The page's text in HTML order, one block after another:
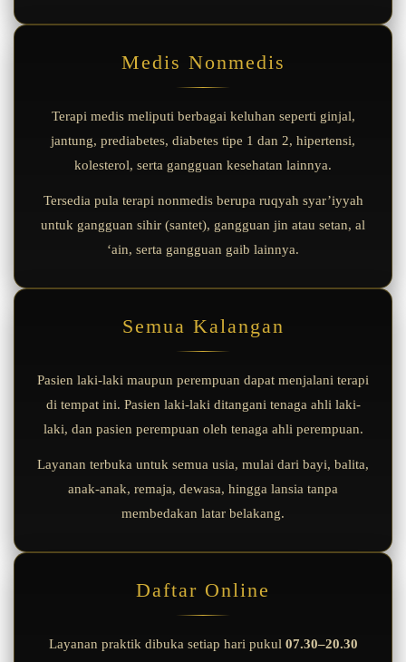
Medis Nonmedis
Terapi medis meliputi berbagai keluhan seperti ginjal,
jantung, prediabetes, diabetes tipe 1 dan 2, hipertensi,
kolesterol, serta gangguan kesehatan lainnya.
Tersedia pula terapi nonmedis berupa ruqyah syar’iyyah
untuk gangguan sihir (santet), gangguan jin atau setan, al
‘ain, serta gangguan gaib lainnya.
Semua Kalangan
Pasien laki-laki maupun perempuan dapat menjalani terapi
di tempat ini. Pasien laki-laki ditangani tenaga ahli laki-
laki, dan pasien perempuan oleh tenaga ahli perempuan.
Layanan terbuka untuk semua usia, mulai dari bayi, balita,
anak-anak, remaja, dewasa, hingga lansia tanpa
membedakan latar belakang.
Daftar Online
Layanan praktik dibuka setiap hari pukul 07.30–20.30